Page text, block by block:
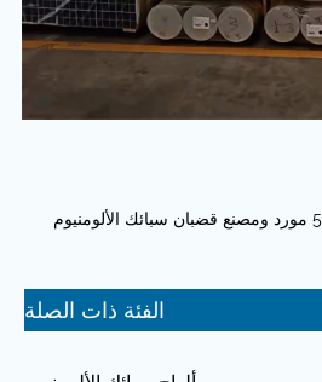
الكلمات الساخنة: الصين 5xxx مورد ومصنع قضبان سبائك الألومنيوم
الفئة ذات الصلة